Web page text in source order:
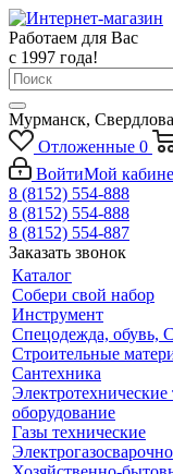
Работаем для Вас
с 1997 года!
Мурманск,
Отложенные 0
ВойтиМой
8 (8152) 554-888
8 (8152) 554-888
8 (8152) 554-887
Заказать звонок
Каталог
Собери свой набор
Инструмент
Спецодежда, обувь,
Строительные
Сантехника
Электротехнические
оборудование
Газы технические